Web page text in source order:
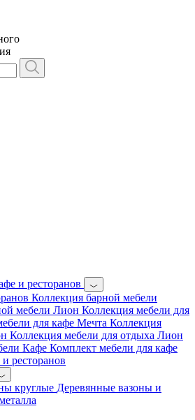
и ресторанов
Коллекция барной мебели
мебели Лион Коллекция мебели для
для кафе Мечта Коллекция
Коллекция мебели для отдыха Лион
Кафе Комплект мебели для кафе
ресторанов
круглые Деревянные вазоны и